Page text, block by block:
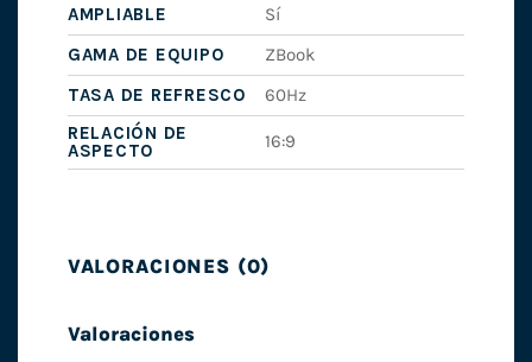
AMPLIABLE
Sí
GAMA DE EQUIPO
ZBook
TASA DE REFRESCO
60Hz
RELACIÓN DE
ASPECTO
16:9
VALORACIONES (0)
Valoraciones